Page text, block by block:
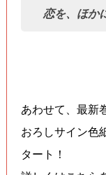
恋を、ほか
あわせて、最新
おろしサイン色
タート！